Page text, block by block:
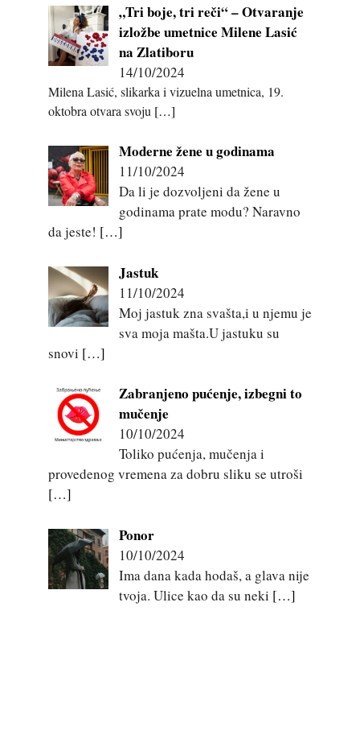
„Tri boje, tri reči“ – Otvaranje
izložbe umetnice Milene Lasić
na Zlatiboru
14/10/2024
Milena Lasić, slikarka i vizuelna umetnica, 19.
oktobra otvara svoju […]
Moderne žene u godinama
11/10/2024
Da li je dozvoljeni da žene u
godinama prate modu? Naravno
da jeste! […]
Jastuk
11/10/2024
Moj jastuk zna svašta,i u njemu je
sva moja mašta.U jastuku su
snovi […]
Zabranjeno pućenje, izbegni to
mučenje
10/10/2024
Toliko pućenja, mučenja i
provedenog vremena za dobru sliku se utroši
[…]
Ponor
10/10/2024
Ima dana kada hodaš, a glava nije
tvoja. Ulice kao da su neki […]